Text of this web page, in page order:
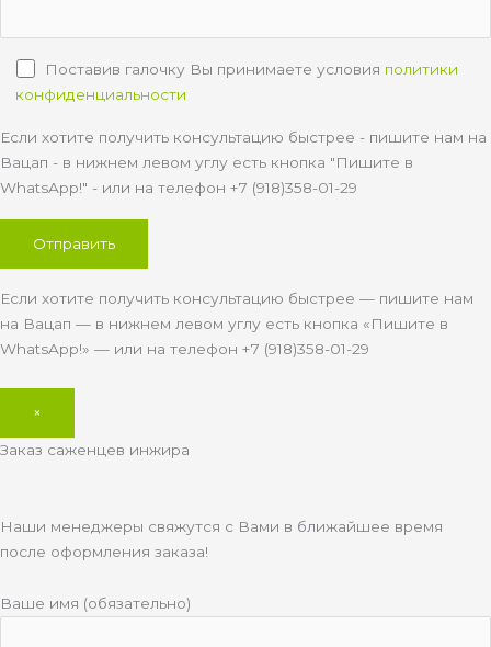
Поставив галочку Вы принимаете условия политики
конфиденциальности
Если хотите получить консультацию быстрее - пишите нам на
Вацап - в нижнем левом углу есть кнопка "Пишите в
WhatsApp!" - или на телефон +7 (918)358-01-29
Если хотите получить консультацию быстрее — пишите нам
на Вацап — в нижнем левом углу есть кнопка «Пишите в
WhatsApp!» — или на телефон +7 (918)358-01-29
×
Заказ саженцев инжира
Наши менеджеры свяжутся с Вами в ближайшее время
после оформления заказа!
Ваше имя (обязательно)